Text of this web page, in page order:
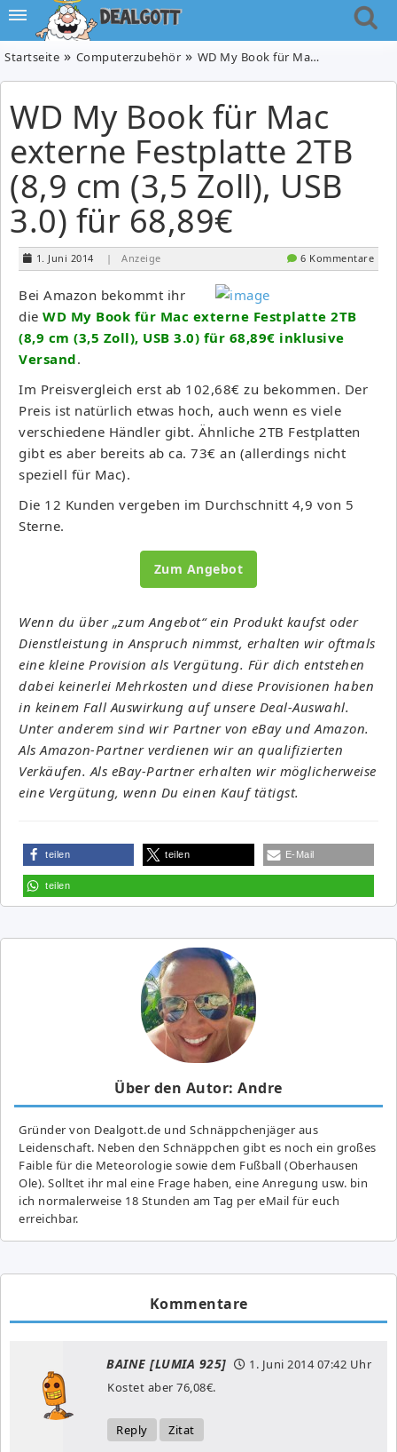
Startseite Computerzubehör WD My Book für Mac externe Festplatte 2TB (8,9 cm (3,5 Zoll), USB 3.0) für 68,89€
WD My Book für Mac
externe Festplatte 2TB
(8,9 cm (3,5 Zoll), USB
3.0) für 68,89€
1. Juni 2014 | Anzeige 6 Kommentare
Bei Amazon bekommt ihr
die WD My Book für Mac externe Festplatte 2TB
(8,9 cm (3,5 Zoll), USB 3.0) für 68,89€ inklusive
Versand.
Im Preisvergleich erst ab 102,68€ zu bekommen. Der
Preis ist natürlich etwas hoch, auch wenn es viele
verschiedene Händler gibt. Ähnliche 2TB Festplatten
gibt es aber bereits ab ca. 73€ an (allerdings nicht
speziell für Mac).
Die 12 Kunden vergeben im Durchschnitt 4,9 von 5
Sterne.
Zum Angebot
Wenn du über „zum Angebot“ ein Produkt kaufst oder
Dienstleistung in Anspruch nimmst, erhalten wir oftmals
eine kleine Provision als Vergütung. Für dich entstehen
dabei keinerlei Mehrkosten und diese Provisionen haben
in keinem Fall Auswirkung auf unsere Deal-Auswahl.
Unter anderem sind wir Partner von eBay und Amazon.
Als Amazon-Partner verdienen wir an qualifizierten
Verkäufen. Als eBay-Partner erhalten wir möglicherweise
eine Vergütung, wenn Du einen Kauf tätigst.
teilen teilen E-Mail
teilen
Über den Autor: Andre
Gründer von Dealgott.de und Schnäppchenjäger aus
Leidenschaft. Neben den Schnäppchen gibt es noch ein großes
Fai­ble für die Meteorologie sowie dem Fußball (Oberhausen
Ole). Solltet ihr mal eine Frage haben, eine Anregung usw. bin
ich normalerweise 18 Stunden am Tag per eMail für euch
erreichbar.
Kommentare
BAINE [LUMIA 925] 1. Juni 201407:42 Uhr
Kostet aber 76,08€.
Reply Zitat